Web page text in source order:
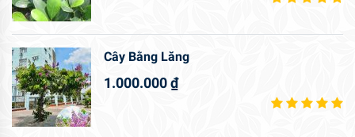
Cây Bằng Lăng
1.000.000₫